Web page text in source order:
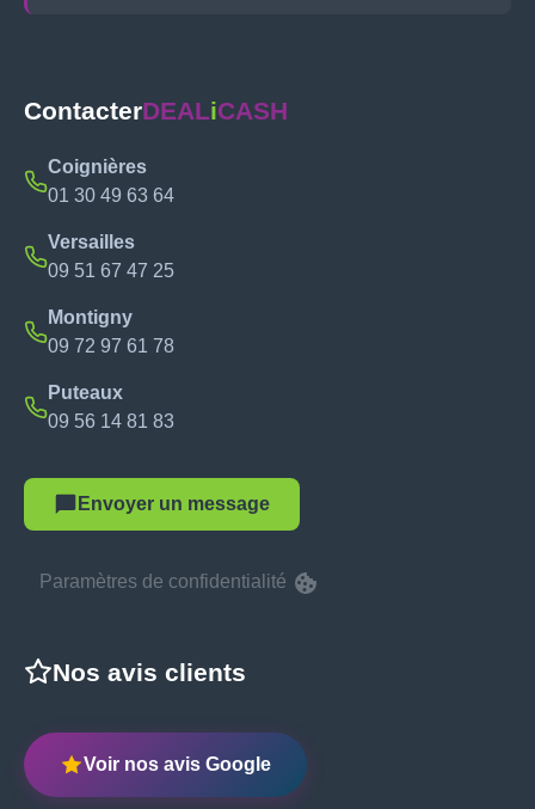
ContacterDEALiCASH
Coignières
01 30 49 63 64
Versailles
09 51 67 47 25
Montigny
09 72 97 61 78
Puteaux
09 56 14 81 83
Envoyer un message
Paramètres de confidentialité
Nos avis clients
Voir nos avis Google